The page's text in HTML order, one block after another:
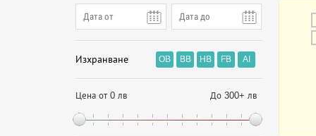
Изхранване OB BB HB FB AI
Цена от 0 лв До 300+ лв